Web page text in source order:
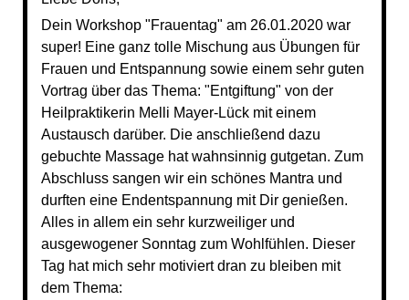
Dein Workshop "Frauentag" am 26.01.2020 war
super! Eine ganz tolle Mischung aus Übungen für
Frauen und Entspannung sowie einem sehr guten
Vortrag über das Thema: "Entgiftung" von der
Heilpraktikerin Melli Mayer-Lück mit einem
Austausch darüber. Die anschließend dazu
gebuchte Massage hat wahnsinnig gutgetan. Zum
Abschluss sangen wir ein schönes Mantra und
durften eine Endentspannung mit Dir genießen.
Alles in allem ein sehr kurzweiliger und
ausgewogener Sonntag zum Wohlfühlen. Dieser
Tag hat mich sehr motiviert dran zu bleiben mit
dem Thema: